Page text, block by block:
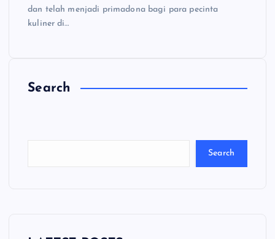
dan telah menjadi primadona bagi para pecinta
kuliner di…
Search
Search